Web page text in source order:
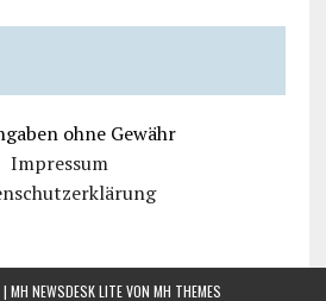
ohne Gewähr
Impressum
MH NEWSDESK LITE VONMH THEMES